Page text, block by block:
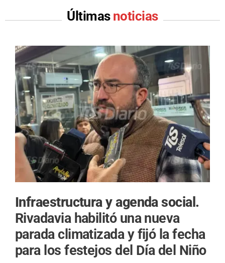
Últimas noticias
Infraestructura y agenda social.
Rivadavia habilitó una nueva
parada climatizada y fijó la fecha
para los festejos del Día del Niño